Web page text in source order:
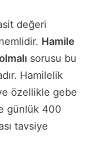
değeri
Hamile
sorusu bu
Hamilelik
özellikle gebe
günlük 400
tavsiye